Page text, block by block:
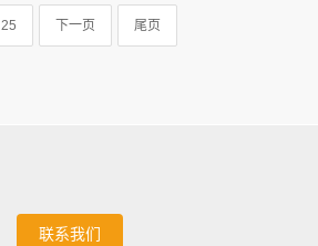
25 下一页 尾页
联系我们